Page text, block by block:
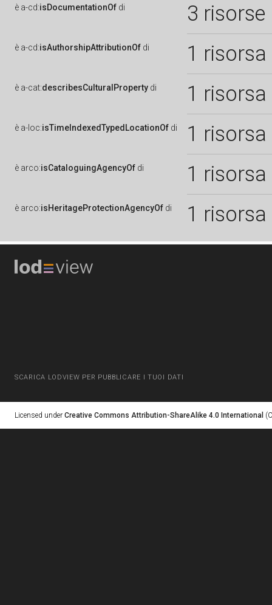
è a-cd:isDocumentationOf di 3 risorse
è a-cd:isAuthorshipAttributionOf di 1 risorsa
è a-cat:describesCulturalProperty di 1 risorsa
è a-loc:isTimeIndexedTypedLocationOf di 1 risorsa
è arco:isCataloguingAgencyOf di 1 risorsa
è arco:isHeritageProtectionAgencyOf di 1 risorsa
SCARICA LODVIEW PER PUBBLICARE I TUOI DATI
Licensed under Creative Commons Attribution-ShareAlike 4.0 International